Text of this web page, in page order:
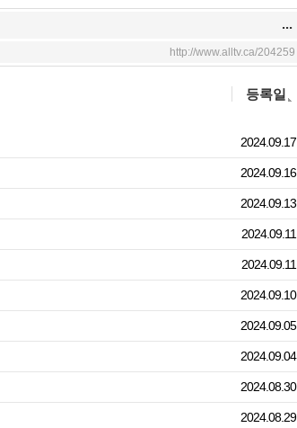
...
http://www.alltv.ca/204259
등록일
2024.09.17
2024.09.16
2024.09.13
2024.09.11
2024.09.11
2024.09.10
2024.09.05
2024.09.04
2024.08.30
2024.08.29